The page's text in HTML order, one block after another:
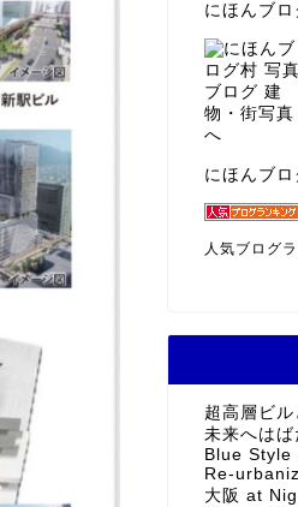
にほんブロ
にほんブロ
人気ブログ
超高層ビ
未来へは
Blue Style
Re-
大阪 at